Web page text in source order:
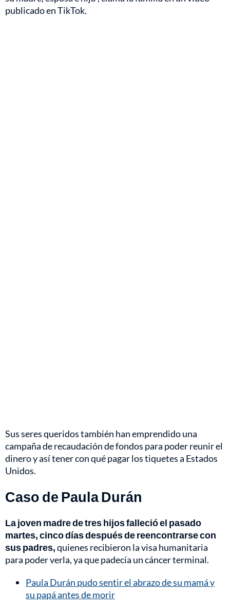
publicado en TikTok.
Sus seres queridos también han emprendido una
campaña de recaudación de fondos para poder reunir el
dinero y así tener con qué pagar los tiquetes a Estados
Unidos.
Caso de Paula Durán
La joven madre de tres hijos falleció el pasado
martes, cinco días después de reencontrarse con
sus padres,quienes recibieron la visa humanitaria
para poder verla, ya que padecía un cáncer terminal.
Paula Durán pudo sentir el abrazo de su mamá y
su papá antes de morir